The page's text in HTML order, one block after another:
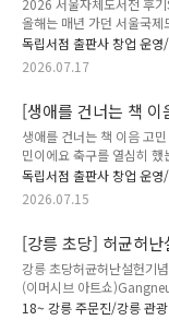
전 인스타그램
https://
프로그램 안내서울 제대로
https://nodeul.org/p..
2026 서울자체도서전 후
올해는 매년 가던 서울국
다. 그 후기. 서울자체도서
인스타그램에 올라와 있다.
서울자체도서전은 2026년
전이었다. 서울자체도서전
규모나 참여 업체 수 등 국
전과 비교할 수 없지만, 서
이 있어 좋았다. 서울국제
고 느낌이라면, 서울자체
이었다..
독립서점 출판사 창업 운
2026.07.17
[생애를 건너는 책
되는 것 같아서 고민
생애를 건너는 책 이음 고
민이에요 축구를 열심히
✉️ 시간을 먼저 지나온 누군
생애를 건너는 책 이음 : 시
울리는 책과 그 이유, 그리
군가에게 다정한 이정표가
고민 가운데 80개를 선정
제 고민을 남긴 분에게 추
은 2026년 5월부터 6월까
건너는 책 이음] 프로그램
독립서점 출판사 창업 운
2026.07.15
[강릉 초당] 허균허
입형 미디어아트 (이
강릉 초당허균허난설헌기
(이머시브 아트쇼
Heo Nanseolheon
18~ 강릉 주문진/강릉 관